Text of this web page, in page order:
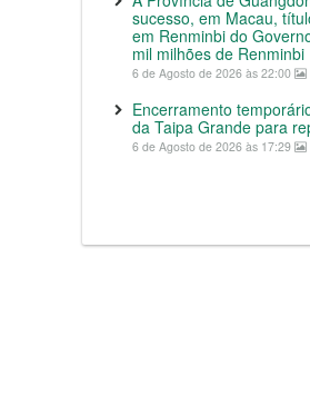
sucesso, em Macau,
em Renminbi do
mil milhões de Renminbi
6 de Agosto de 2026 às 22:00
Encerramento
da Taipa Grande para
6 de Agosto de 2026 às 17:29